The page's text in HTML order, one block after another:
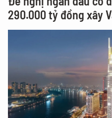
290.000 tỷ đồng xây